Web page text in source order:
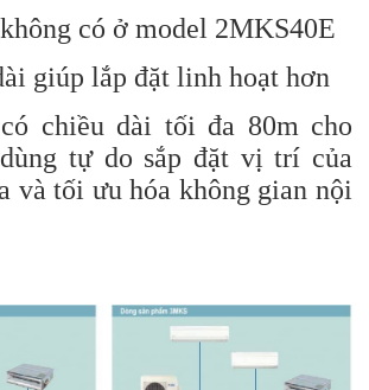
có ở model 2MKS40E
giúp lắp đặt linh hoạt hơn
chiều dài tối đa 80m cho
tự do sắp đặt vị trí của
và tối ưu hóa không gian nội